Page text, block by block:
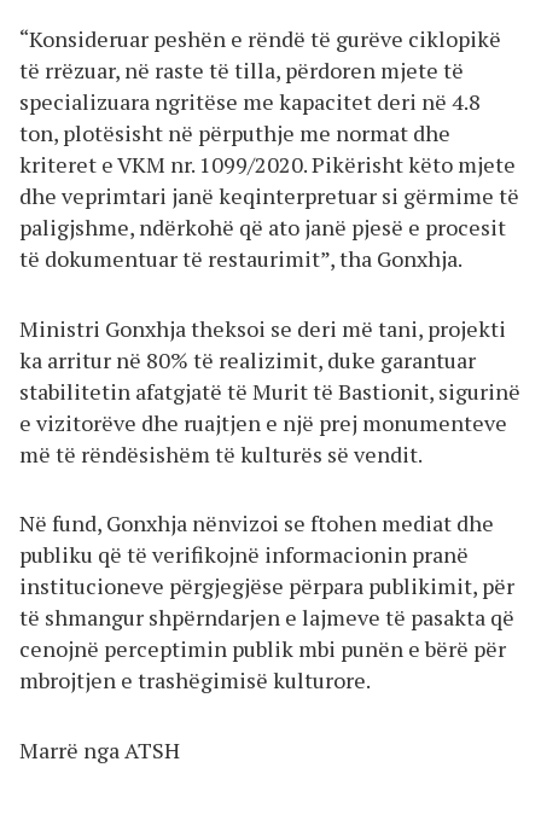
“Konsideruar peshën e rëndë të gurëve ciklopikë
të rrëzuar, në raste të tilla, përdoren mjete të
specializuara ngritëse me kapacitet deri në 4.8
ton, plotësisht në përputhje me normat dhe
kriteret e VKM nr. 1099/2020. Pikërisht këto mjete
dhe veprimtari janë keqinterpretuar si gërmime të
paligjshme, ndërkohë që ato janë pjesë e procesit
të dokumentuar të restaurimit”, tha Gonxhja.
Ministri Gonxhja theksoi se deri më tani, projekti
ka arritur në 80% të realizimit, duke garantuar
stabilitetin afatgjatë të Murit të Bastionit, sigurinë
e vizitorëve dhe ruajtjen e një prej monumenteve
më të rëndësishëm të kulturës së vendit.
Në fund, Gonxhja nënvizoi se ftohen mediat dhe
publiku që të verifikojnë informacionin pranë
institucioneve përgjegjëse përpara publikimit, për
të shmangur shpërndarjen e lajmeve të pasakta që
cenojnë perceptimin publik mbi punën e bërë për
mbrojtjen e trashëgimisë kulturore.
Marrë nga ATSH